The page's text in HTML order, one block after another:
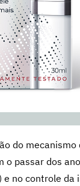
do
o passar dos
no controle da